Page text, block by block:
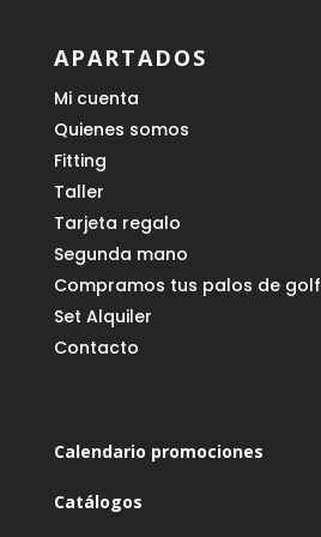
APARTADOS
Mi cuenta
Quienes somos
Fitting
Taller
Tarjeta regalo
Segunda mano
Compramos tus palos de golf
Set Alquiler
Contacto
Calendario promociones
Catálogos